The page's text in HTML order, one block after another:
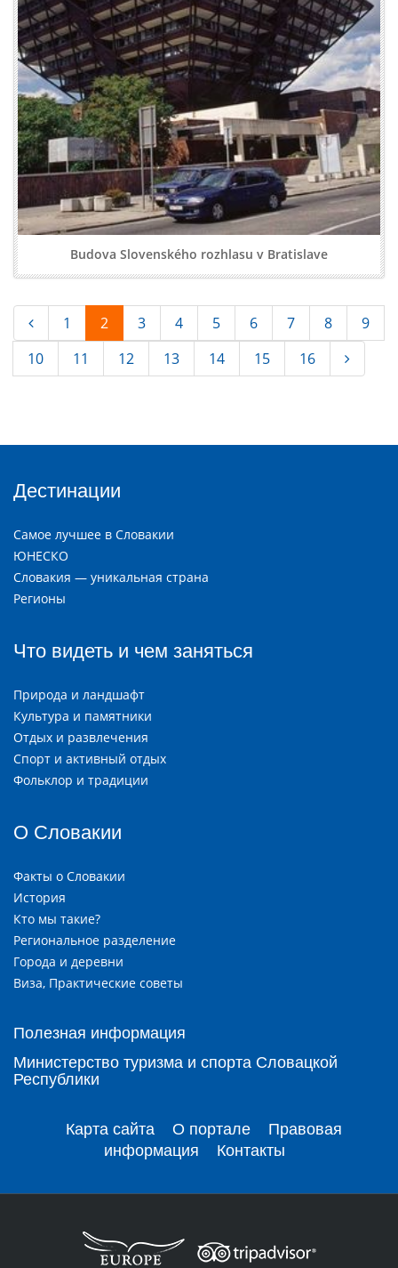
Budova Slovenského rozhlasu v Bratislave
1 2 3 4 5 6 7 8
9
10
11 12 13 14 15 16
Дестинации
Самое лучшее в Словакии
ЮНЕСКО
Словакия — уникальная страна
Регионы
Что видеть и чем заняться
Природа и ландшафт
Культура и памятники
Отдых и развлечения
Спорт и активный отдых
Фольклор и традиции
О Словакии
Факты о Словакии
История
Кто мы такие?
Региональное разделение
Города и деревни
Виза, Практические советы
Полезная информация
Министерство туризма и спорта Словацкой
Республики
Карта сайта О портале
Правовая
информация
Контакты